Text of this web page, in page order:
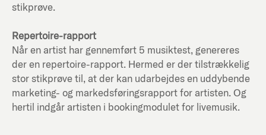
stikprøve.
Repertoire-rapport
Når en artist har gennemført 5 musiktest, genereres
der en repertoire-rapport. Hermed er der tilstrækkelig
stor stikprøve til, at der kan udarbejdes en uddybende
marketing- og markedsføringsrapport for artisten. Og
hertil indgår artisten i bookingmodulet for livemusik.